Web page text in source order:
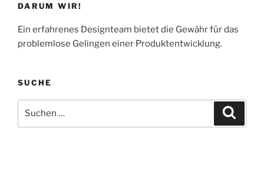
DARUM WIR!
Ein erfahrenes Designteam bietet die Gewähr für das
problemlose Gelingen einer Produktentwicklung.
SUCHE
nach: